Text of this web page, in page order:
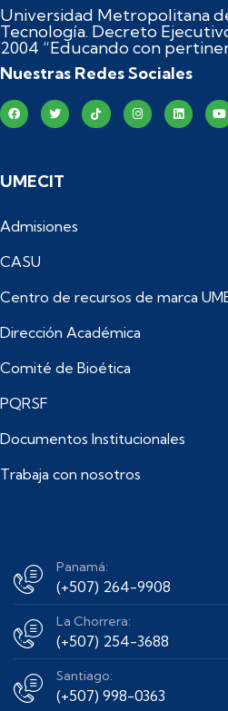
Universidad Metropolitana
Tecnología. Decreto
2004 “Educando con
Nuestras Redes Sociales
UMECIT
Admisiones
CASU
Centro de recursos de marca
Dirección Académica
Comité de Bioética
PQRSF
Documentos Institucionales
Trabaja con nosotros
Panamá:
(+507) 264-9908
La Chorrera:
(+507) 254-3688
Santiago:
(+507) 998-0363